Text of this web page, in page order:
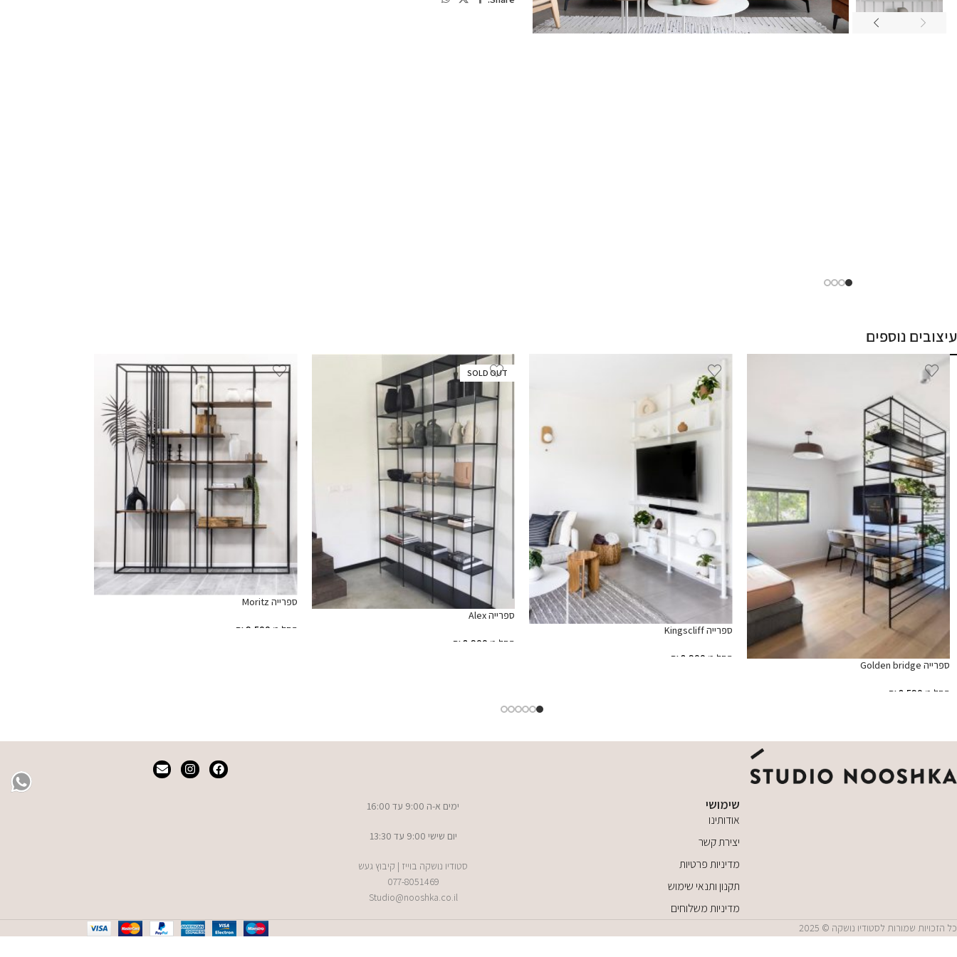
עיצובים נוספים
ספרייה Golden bridge
החל מ ₪8,590
ספרייה Kingscliff
החל מ ₪8,900
SOLD OUT
ספרייה Alex
החל מ ₪8,900
ספרייה Moritz
החל מ ₪9,500
שימושי
אודותינו
יצירת קשר
מדיניות פרטיות
תקנון ותנאי שימוש
מדיניות משלוחים
ימים א-ה 9:00 עד 16:00
יום שישי 9:00 עד 13:30
סטודיו נושקה בוייז | קיבוץ געש
077-8051469
Studio@nooshka.co.il
כל הזכויות שמורות לסטודיו נושקה © 2025